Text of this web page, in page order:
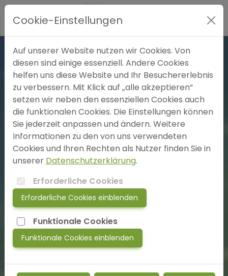
Hauptmenü
Expertensuche
Blog
FAQ
SOS
login
3 freie Plätze
Praxis für ganzheitliche
Therapieverfahren
Traumasensibler Coach
Frau Birgit Staggat
Theodor-Haubach-Weg 2
21684 Stade
Cookie-Einstellungen
Auf unserer Website nutzen wir Cookies. Von
diesen sind einige essenziell. Andere Cookies
helfen uns diese Website und Ihr Besuchererlebnis
zu verbessern. Mit Klick auf „alle akzeptieren“
setzen wir neben den essenziellen Cookies auch
die funktionalen Cookies. Die Einstellungen können
Sie jederzeit anpassen und ändern. Weitere
Informationen zu den von uns verwendeten
Cookies und Ihren Rechten als Nutzer finden Sie in
unserer Datenschutzerklärung.
Erforderliche Cookies
Erforderliche Cookies einblenden
Funktionale Cookies
Funktionale Cookies einblenden